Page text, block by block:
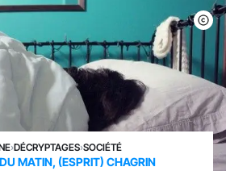
›DÉCRYPTAGES›SOCIÉTÉ
MATIN, (ESPRIT) CHAGRIN